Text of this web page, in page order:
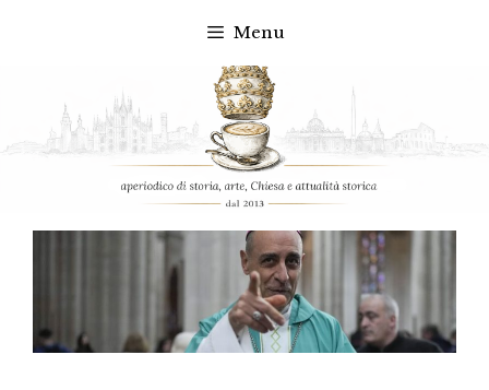
contenuto
Menu